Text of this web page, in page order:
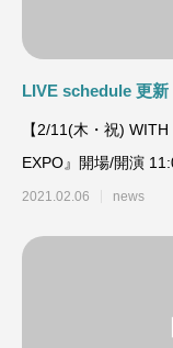
LIVE schedule 更新
【2/11(木・祝)
EXPO』開場/開演
2021.02.06 news